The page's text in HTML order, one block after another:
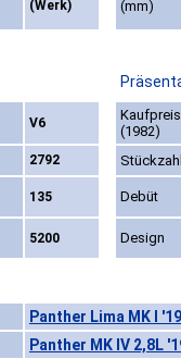
(Werk)
(mm)
V6
Kaufpreis
(1982)
2792
135 Debüt
5200 Design
Panther Lima MK I
Panther MK IV 2,8L